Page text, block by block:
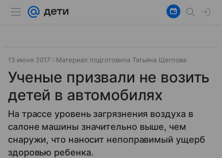
13 июня 2017 Материал подготовила Татьяна Щеглова
Ученые призвали не возить
детей в автомобилях
На трассе уровень загрязнения воздуха в
салоне машины значительно выше, чем
снаружи, что наносит непоправимый ущерб
здоровью ребенка.